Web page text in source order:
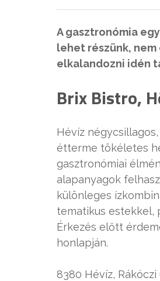
A gasztronómia
lehet részünk,
elkalandozni idén
Brix Bistro,
Hévíz
étterme tökéletes
gasztronómiai
alapanyagok
különleges
tematikus estekkel,
Érkezés előtt
honlapján.
8380 Hévíz, Rákóczi